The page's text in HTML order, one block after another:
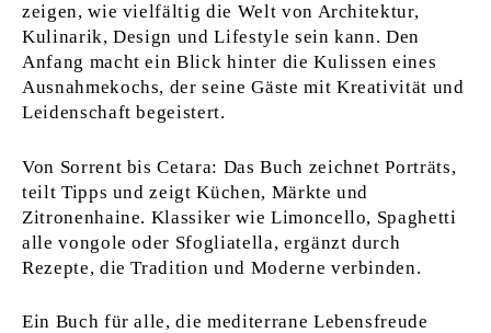
zeigen, wie vielfältig die Welt von Architektur,
Kulinarik, Design und Lifestyle sein kann. Den
Anfang macht ein Blick hinter die Kulissen eines
Ausnahmekochs, der seine Gäste mit Kreativität und
Leidenschaft begeistert.
Von Sorrent bis Cetara: Das Buch zeichnet Porträts,
teilt Tipps und zeigt Küchen, Märkte und
Zitronenhaine. Klassiker wie Limoncello, Spaghetti
alle vongole oder Sfogliatella, ergänzt durch
Rezepte, die Tradition und Moderne verbinden.
Ein Buch für alle, die mediterrane Lebensfreude